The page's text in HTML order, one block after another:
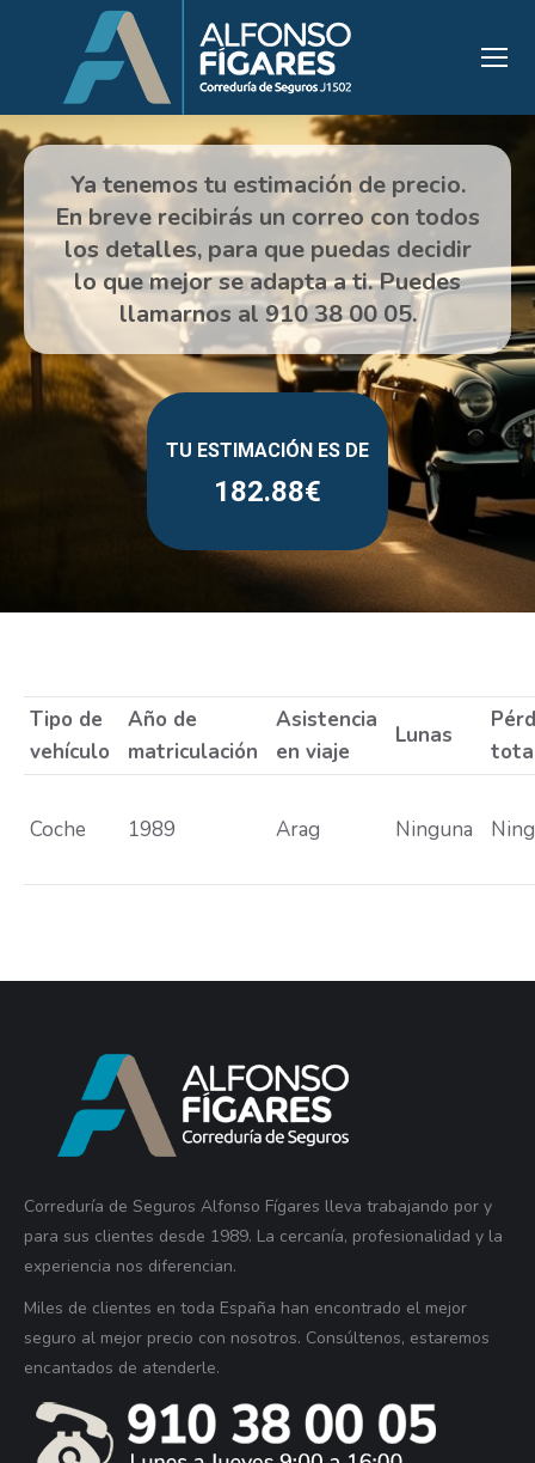
182.88
Estás aquí:
Tipo de
vehículo
Año de
matriculación
Asistencia
en viaje
Lunas
Coche 1989 Arag Ninguna
Correduría de Seguros Alfonso Fígares lleva trabajando por y
para sus clientes desde 1989. La cercanía, profesionalidad y la
experiencia nos diferencian.
Miles de clientes en toda España han encontrado el mejor
seguro al mejor precio con nosotros. Consúltenos, estaremos
encantados de atenderle.